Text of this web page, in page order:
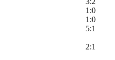
1:0
1:0
5:1
2:1